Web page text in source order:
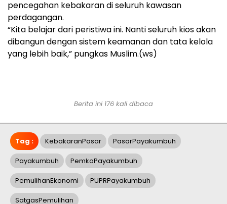
pencegahan kebakaran di seluruh kawasan
perdagangan.
“Kita belajar dari peristiwa ini. Nanti seluruh kios akan
dibangun dengan sistem keamanan dan tata kelola
yang lebih baik,” pungkas Muslim.(ws)
Berita ini 176 kali dibaca
Tag : KebakaranPasar PasarPayakumbuh
Payakumbuh PemkoPayakumbuh
PemulihanEkonomi PUPRPayakumbuh
SatgasPemulihan